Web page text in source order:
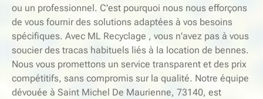
ou un professionnel. C'est pourquoi nous nous efforçons
de vous fournir des solutions adaptées à vos besoins
spécifiques. Avec ML Recyclage , vous n'avez pas à vous
soucier des tracas habituels liés à la location de bennes.
Nous vous promettons un service transparent et des prix
compétitifs, sans compromis sur la qualité. Notre équipe
dévouée à Saint Michel De Maurienne, 73140, est